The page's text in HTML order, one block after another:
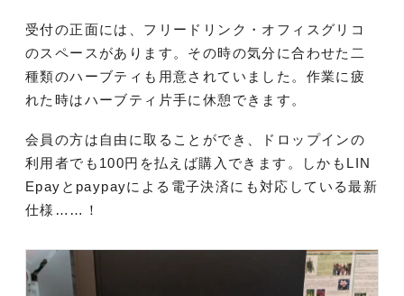
受付の正面には、フリードリンク・オフィスグリコ
のスペースがあります。その時の気分に合わせた二
種類のハーブティも用意されていました。作業に疲
れた時はハーブティ片手に休憩できます。
会員の方は自由に取ることができ、ドロップインの
利用者でも100円を払えば購入できます。しかもLIN
Epayとpaypayによる電子決済にも対応している最新
仕様……！